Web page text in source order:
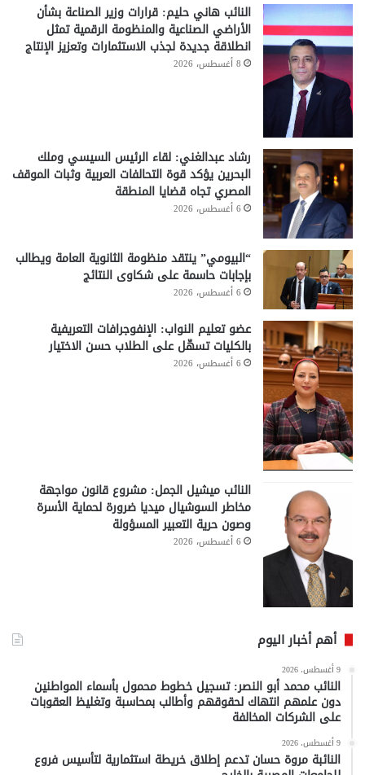
النائب هاني حليم: قرارات وزير الصناعة بشأن
الأراضي الصناعية والمنظومة الرقمية تمثل
انطلاقة جديدة لجذب الاستثمارات وتعزيز الإنتاج
8 أغسطس، 2026
رشاد عبدالغني: لقاء الرئيس السيسي وملك
البحرين يؤكد قوة التحالفات العربية وثبات الموقف
المصري تجاه قضايا المنطقة
6 أغسطس، 2026
“البيومي” ينتقد منظومة الثانوية العامة ويطالب
بإجابات حاسمة على شكاوى النتائج
6 أغسطس، 2026
عضو تعليم النواب: الإنفوجرافات التعريفية
بالكليات تسهّل على الطلاب حسن الاختيار
6 أغسطس، 2026
النائب ميشيل الجمل: مشروع قانون مواجهة
مخاطر السوشيال ميديا ضرورة لحماية الأسرة
وصون حرية التعبير المسؤولة
6 أغسطس، 2026
أهم أخبار اليوم
9 أغسطس، 2026
النائب محمد أبو النصر: تسجيل خطوط محمول بأسماء المواطنين
دون علمهم انتهاك لحقوقهم وأطالب بمحاسبة وتغليظ العقوبات
على الشركات المخالفة
9 أغسطس، 2026
النائبة مروة حسان تدعم إطلاق خريطة استثمارية لتأسيس فروع